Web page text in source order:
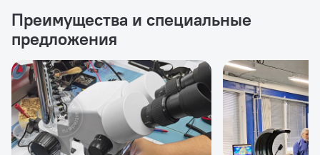
Преимущества и специальные
предложения